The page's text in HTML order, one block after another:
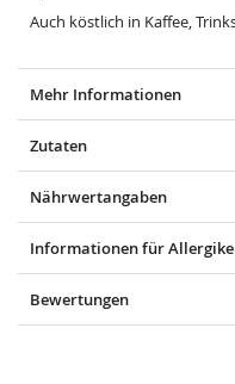
Auch köstlich in Kaffee,
Mehr Informationen
Zutaten
Nährwertangaben
Informationen für
Bewertungen